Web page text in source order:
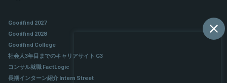
Goodfind 2027
Goodfind 2028
Goodfind College
社会人3年目までのキャリアサイト G3
コンサル就職 FactLogic
長期インターン紹介 Intern Street